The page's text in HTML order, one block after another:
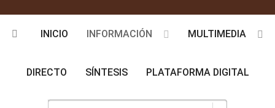
INICIO INFORMACIÓN MULTIMEDIA
DIRECTO SÍNTESIS PLATAFORMA DIGITAL